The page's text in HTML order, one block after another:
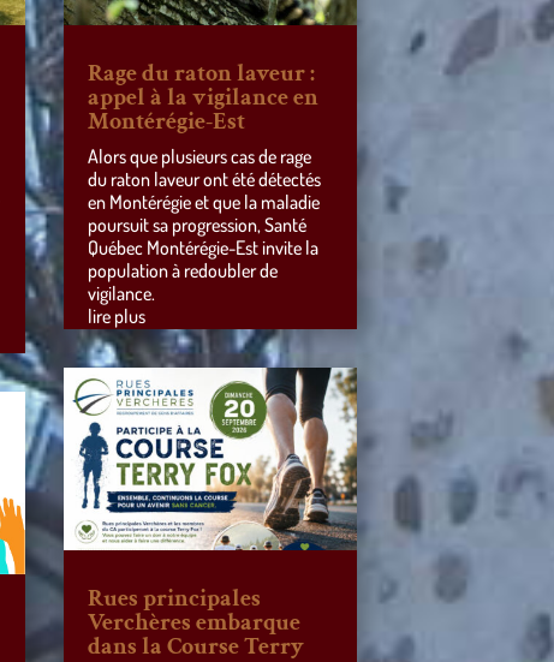
Rage du raton laveur :
appel à la vigilance en
Montérégie-Est
Alors que plusieurs cas de rage
du raton laveur ont été détectés
en Montérégie et que la maladie
poursuit sa progression, Santé
Québec Montérégie-Est invite la
population à redoubler de
vigilance.
lire plus
Rues principales
Verchères embarque
dans la Course Terry